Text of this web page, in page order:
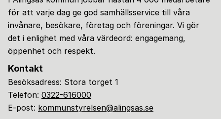
för att varje dag ge god samhällsservice till våra
invånare, besökare, företag och föreningar. Vi gör
det i enlighet med våra värdeord: engagemang,
öppenhet och respekt.
Kontakt
Besöksadress: Stora torget 1
Telefon: 0322-616000
E-post: kommunstyrelsen@alingsas.se